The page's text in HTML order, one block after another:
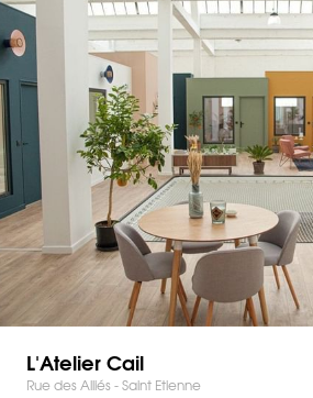
L'Atelier Cail
Rue des Alliés - Saint Etienne